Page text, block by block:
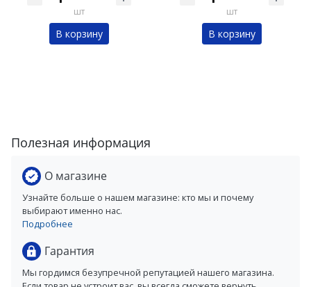
шт
В корзину
шт
В корзину
Полезная информация
О магазине
Узнайте больше о нашем магазине: кто мы и почему
выбирают именно нас.
Подробнее
Гарантия
Мы гордимся безупречной репутацией нашего магазина.